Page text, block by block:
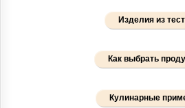
Изделия из
Как выбрать
Кулинарные